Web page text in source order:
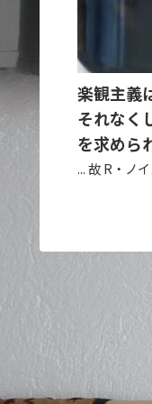
楽観主義
それなく
を求めら
... 故 R・ノ